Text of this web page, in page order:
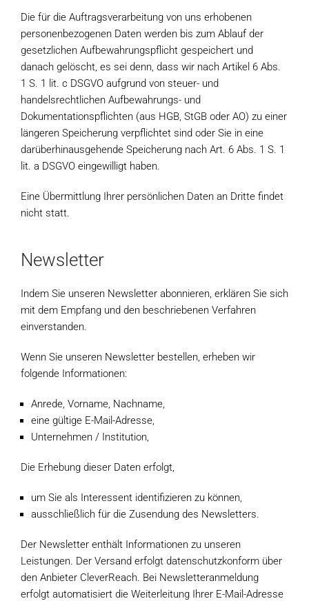
Die für die Auftragsverarbeitung von uns erhobenen
personenbezogenen Daten werden bis zum Ablauf der
gesetzlichen Aufbewahrungspflicht gespeichert und
danach gelöscht, es sei denn, dass wir nach Artikel 6 Abs.
1 S. 1 lit. c DSGVO aufgrund von steuer- und
handelsrechtlichen Aufbewahrungs- und
Dokumentationspflichten (aus HGB, StGB oder AO) zu einer
längeren Speicherung verpflichtet sind oder Sie in eine
darüberhinausgehende Speicherung nach Art. 6 Abs. 1 S. 1
lit. a DSGVO eingewilligt haben.
Eine Übermittlung Ihrer persönlichen Daten an Dritte findet
nicht statt.
Newsletter
Indem Sie unseren Newsletter abonnieren, erklären Sie sich
mit dem Empfang und den beschriebenen Verfahren
einverstanden.
Wenn Sie unseren Newsletter bestellen, erheben wir
folgende Informationen:
Anrede, Vorname, Nachname,
eine gültige E-Mail-Adresse,
Unternehmen / Institution,
Die Erhebung dieser Daten erfolgt,
um Sie als Interessent identifizieren zu können,
ausschließlich für die Zusendung des Newsletters.
Der Newsletter enthält Informationen zu unseren
Leistungen. Der Versand erfolgt datenschutzkonform über
den Anbieter CleverReach. Bei Newsletteranmeldung
erfolgt automatisiert die Weiterleitung Ihrer E-Mail-Adresse